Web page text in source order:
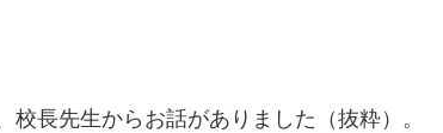
長先生からお話がありました（抜粋）。